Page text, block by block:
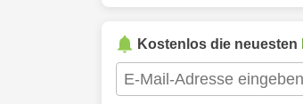
Kostenlos die neuesten